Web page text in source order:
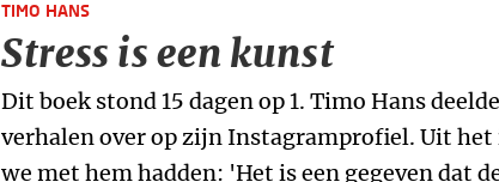
TIMO HANS
Stress is een kunst
Dit boek stond 15 dagen op 1. Timo Hans
verhalen over op zijn Instagramprofiel. Uit
we met hem hadden: 'Het is een gegeven dat